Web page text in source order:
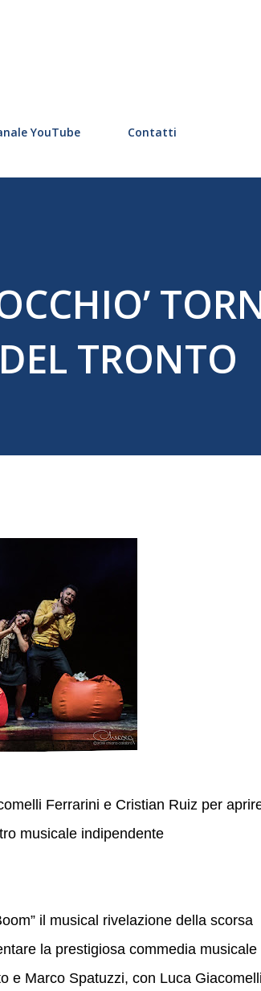
YouTube Contatti
TRONTO
Ferrarini e Cristian Ruiz per
musicale indipendente
il musical rivelazione della scorsa
la prestigiosa commedia musicale
e Marco Spatuzzi, con Luca Giacomelli